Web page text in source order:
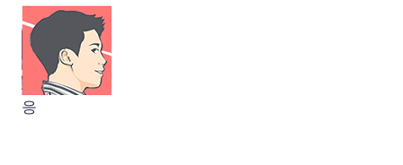
응